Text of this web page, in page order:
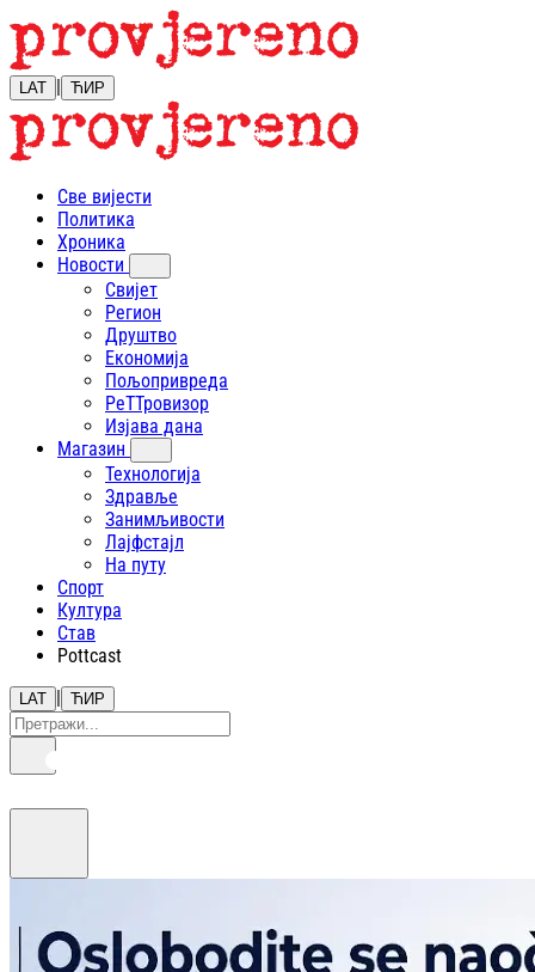
LAT | ЋИР
Све вијести
Политика
Хроника
Новости
Свијет
Регион
Друштво
Економија
Пољопривреда
РеТТровизор
Изјава дана
Магазин
Технологија
Здравље
Занимљивости
Лајфстajл
На путу
Спорт
Култура
Став
Pottcast
LAT | ЋИР